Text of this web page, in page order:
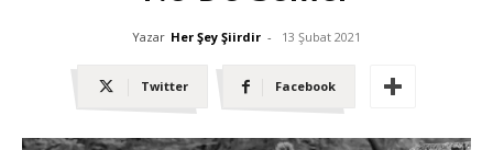
Yazar Her Şey Şiirdir - 13 Şubat 2021
Twitter Facebook